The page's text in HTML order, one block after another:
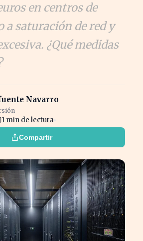
en centros de
a saturación de red y
¿Qué medidas
Navarro
1 min de lectura
Compartir